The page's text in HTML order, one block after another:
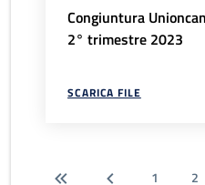
Congiuntura
2° trimestre 2023
SCARICA FILE
1 2